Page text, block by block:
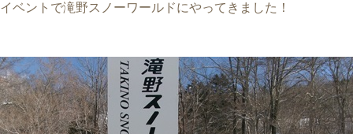
イベントで滝野スノーワールドにやってきました！